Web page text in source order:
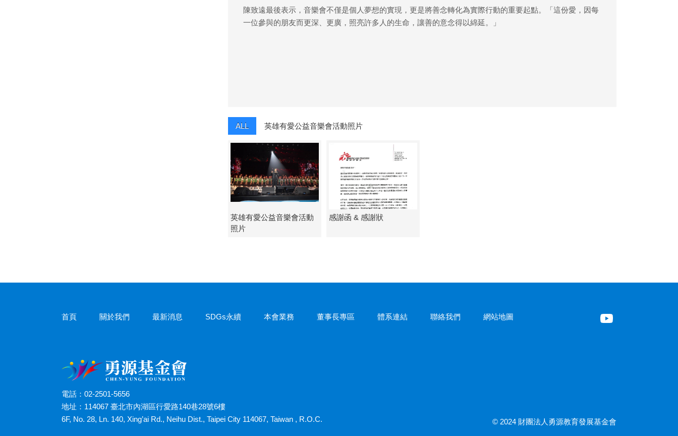
陳致遠最後表示，音樂會不僅是個人夢想的實現，更是將善念轉化為實際行動的重要起點。「這份愛，因每
一位參與的朋友而更深、更廣，照亮許多人的生命，讓善的意念得以綿延。」
ALL 英雄有愛公益音樂會活動照片
英雄有愛公益音樂會活動
照片
感謝函 & 感謝狀
首頁 關於我們 最新消息 SDGs永續 本會業務 董事長專區 體系連結 聯絡我們 網站地圖
電話：02-2501-5656
地址：114067 臺北市內湖區行愛路140巷28號6樓
6F, No. 28, Ln. 140, Xing’ai Rd., Neihu Dist., Taipei City 114067, Taiwan , R.O.C.
© 2024 財團法人勇源教育發展基金會